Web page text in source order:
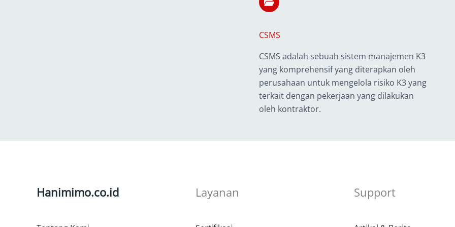
CSMS
CSMS adalah sebuah sistem manajemen K3
yang komprehensif yang diterapkan oleh
perusahaan untuk mengelola risiko K3 yang
terkait dengan pekerjaan yang dilakukan
oleh kontraktor.
Hanimimo.co.id Layanan Support